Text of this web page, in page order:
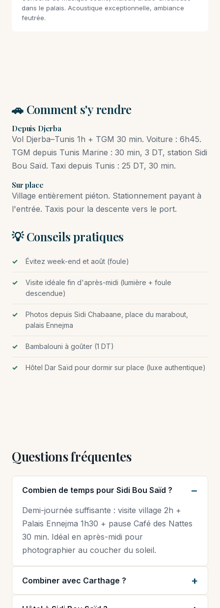
dans le palais. Acoustique exceptionnelle, ambiance
feutrée.
🚗 Comment s'y rendre
Depuis Djerba
Vol Djerba–Tunis 1h + TGM 30 min. Voiture : 6h45.
TGM depuis Tunis Marine : 30 min, 3 DT, station Sidi
Bou Saïd. Taxi depuis Tunis : 25 DT, 30 min.
Sur place
Village entièrement piéton. Stationnement payant à
l'entrée. Taxis pour la descente vers le port.
💡 Conseils pratiques
Évitez week-end et août (foule)
Visite idéale fin d'après-midi (lumière + foule
descendue)
Photos depuis Sidi Chabaane, place du marabout,
palais Ennejma
Bambalouni à goûter (1 DT)
Hôtel Dar Saïd pour dormir sur place (luxe authentique)
Questions fréquentes
Combien de temps pour Sidi Bou Saïd ?
Demi-journée suffisante : visite village 2h +
Palais Ennejma 1h30 + pause Café des Nattes
30 min. Idéal en après-midi pour
photographier au coucher du soleil.
Combiner avec Carthage ?